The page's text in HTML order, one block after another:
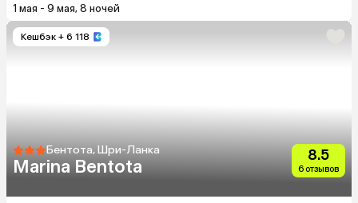
1 мая - 9 мая, 8 ночей
Кешбэк + 6 118
Бентота, Шри-Ланка
Marina Bentota
8.5
6 отзывов